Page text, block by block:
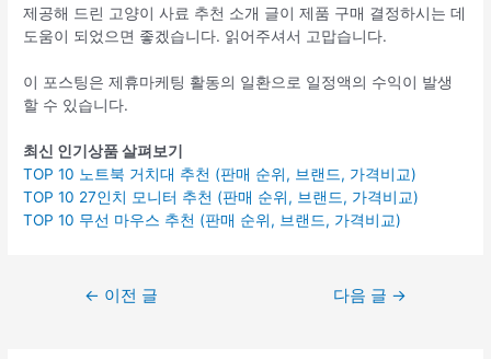
제공해 드린 고양이 사료 추천 소개 글이 제품 구매 결정하시는 데
도움이 되었으면 좋겠습니다. 읽어주셔서 고맙습니다.
이 포스팅은 제휴마케팅 활동의 일환으로 일정액의 수익이 발생
할 수 있습니다.
최신 인기상품 살펴보기
TOP 10 노트북 거치대 추천 (판매 순위, 브랜드, 가격비교)
TOP 10 27인치 모니터 추천 (판매 순위, 브랜드, 가격비교)
TOP 10 무선 마우스 추천 (판매 순위, 브랜드, 가격비교)
← 이전 글 다음 글 →